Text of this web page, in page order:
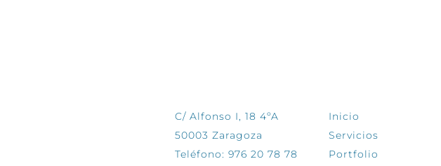
C/ Alfonso I, 18 4ºA
50003 Zaragoza
Teléfono: 976 20 78 78
Inicio
Servicios
Portfolio